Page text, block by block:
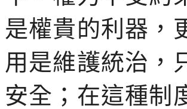
是權貴的利器，
用是維護統治，
安全；在這種制